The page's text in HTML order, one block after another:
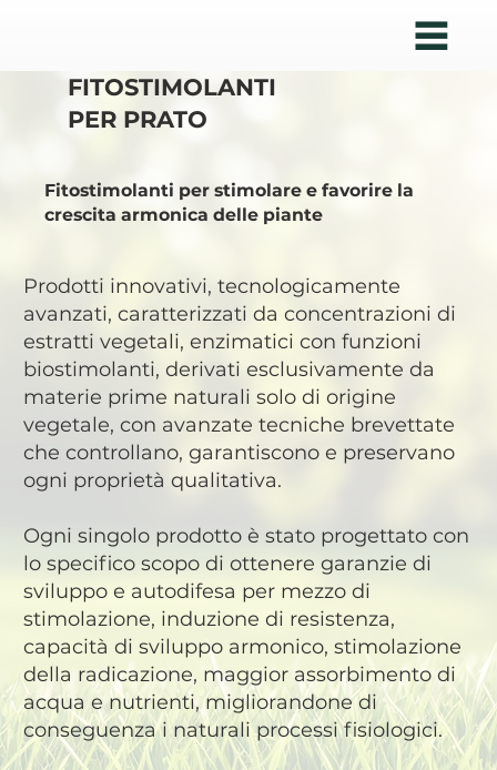
FITOSTIMOLANTI
PER PRATO
Fitostimolanti per stimolare e favorire la
crescita armonica delle piante
Prodotti innovativi, tecnologicamente
avanzati, caratterizzati da concentrazioni di
estratti vegetali, enzimatici con funzioni
biostimolanti, derivati esclusivamente da
materie prime naturali solo di origine
vegetale, con avanzate tecniche brevettate
che controllano, garantiscono e preservano
ogni proprietà qualitativa.
Ogni singolo prodotto è stato progettato con
lo specifico scopo di ottenere garanzie di
sviluppo e autodifesa per mezzo di
stimolazione, induzione di resistenza,
capacità di sviluppo armonico, stimolazione
della radicazione, maggior assorbimento di
acqua e nutrienti, migliorandone di
conseguenza i naturali processi fisiologici.